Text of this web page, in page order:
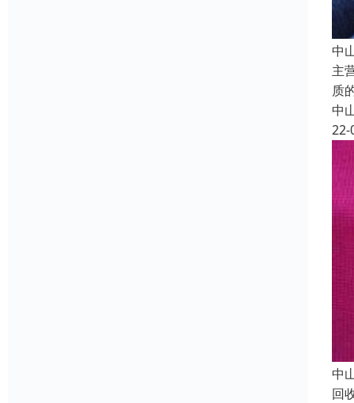
中
主
质
中
22-
中
回